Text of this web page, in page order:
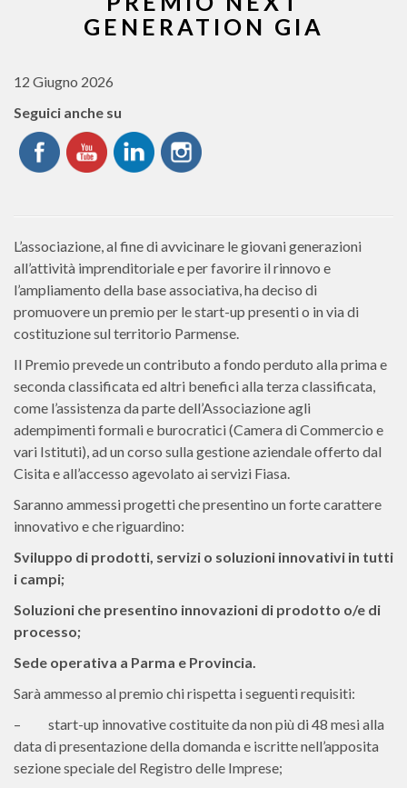
GENERATION GIA
12 Giugno 2026
Seguici anche su
L’associazione, al fine di avvicinare le giovani generazioni
all’attività imprenditoriale e per favorire il rinnovo e
l’ampliamento della base associativa, ha deciso di
promuovere un premio per le start-up presenti o in via di
costituzione sul territorio Parmense.
Il Premio prevede un contributo a fondo perduto alla prima e
seconda classificata ed altri benefici alla terza classificata,
come l’assistenza da parte dell’Associazione agli
adempimenti formali e burocratici (Camera di Commercio e
vari Istituti), ad un corso sulla gestione aziendale offerto dal
Cisita e all’accesso agevolato ai servizi Fiasa.
Saranno ammessi progetti che presentino un forte carattere
innovativo e che riguardino:
Sviluppo di prodotti, servizi o soluzioni innovativi in tutti
i campi;
Soluzioni che presentino innovazioni di prodotto o/e di
processo;
Sede operativa a Parma e Provincia.
Sarà ammesso al premio chi rispetta i seguenti requisiti:
– start-up innovative costituite da non più di 48 mesi alla
data di presentazione della domanda e iscritte nell’apposita
sezione speciale del Registro delle Imprese;